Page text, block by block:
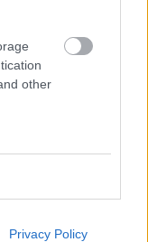
other
Privacy Policy
szívesen
2 egyik